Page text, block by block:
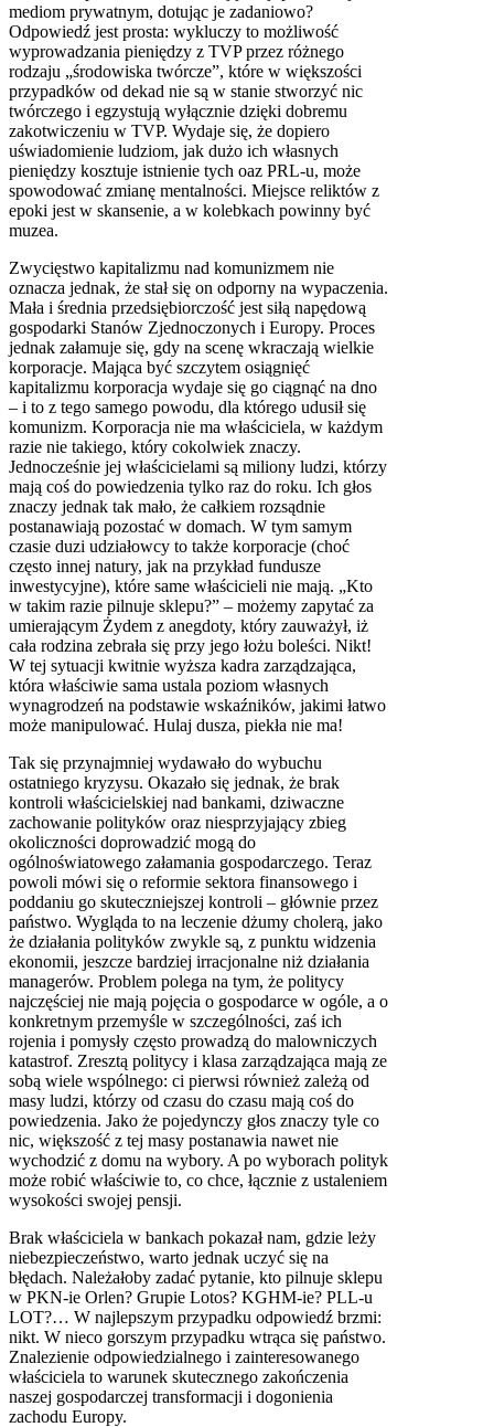
mediom prywatnym, dotując je zadaniowo?
Odpowiedź jest prosta: wykluczy to możliwość
wyprowadzania pieniędzy z TVPprzez różnego
rodzaju „środowiska twórcze”, które w większości
przypadków od dekad nie są w stanie stworzyć nic
twórczego i egzystują wyłącznie dzięki dobremu
zakotwiczeniu w TVP. Wydaje się, że dopiero
uświadomienie ludziom, jak dużo ich własnych
pieniędzy kosztuje istnienie tych oaz PRL-u, może
spowodować zmianę mentalności. Miejsce reliktów z
epoki jest w skansenie, a w kolebkach powinny być
muzea.
Zwycięstwo kapitalizmu nad komunizmem nie
oznacza jednak, że stał się on odporny na wypaczenia.
Mała i średnia przedsiębiorczość jest siłą napędową
gospodarki Stanów Zjednoczonych i Europy. Proces
jednak załamuje się, gdy na scenę wkraczają wielkie
korporacje. Mająca być szczytem osiągnięć
kapitalizmu korporacja wydaje się go ciągnąć na dno
– i to z tego samego powodu, dla którego udusił się
komunizm. Korporacja nie ma właściciela, w każdym
razie nie takiego, który cokolwiek znaczy.
Jednocześnie jej właścicielami są miliony ludzi, którzy
mają coś do powiedzenia tylko raz do roku. Ich głos
znaczy jednak tak mało, że całkiem rozsądnie
postanawiają pozostać w domach. W tym samym
czasie duzi udziałowcy to także korporacje (choć
często innej natury, jak na przykład fundusze
inwestycyjne), które same właścicieli nie mają. „Kto
w takim razie pilnuje sklepu?” – możemy zapytać za
umierającym Żydem z anegdoty, który zauważył, iż
cała rodzina zebrała się przy jego łożu boleści. Nikt!
W tej sytuacji kwitnie wyższa kadra zarządzająca,
która właściwie sama ustala poziom własnych
wynagrodzeń na podstawie wskaźników, jakimi łatwo
może manipulować. Hulaj dusza, piekła nie ma!
Tak się przynajmniej wydawało do wybuchu
ostatniego kryzysu. Okazało się jednak, że brak
kontroli właścicielskiej nad bankami, dziwaczne
zachowanie polityków oraz niesprzyjający zbieg
okoliczności doprowadzić mogą do
ogólnoświatowego załamania gospodarczego. Teraz
powoli mówi się o reformie sektora finansowego i
poddaniu go skuteczniejszej kontroli – głównie przez
państwo. Wygląda to na leczenie dżumy cholerą, jako
że działania polityków zwykle są, z punktu widzenia
ekonomii, jeszcze bardziej irracjonalne niż działania
managerów. Problem polega na tym, że politycy
najczęściej nie mają pojęcia o gospodarce w ogóle, a o
konkretnym przemyśle w szczególności, zaś ich
rojenia i pomysły często prowadzą do malowniczych
katastrof. Zresztą politycy i klasa zarządzająca mają ze
sobą wiele wspólnego: ci pierwsi również zależą od
masy ludzi, którzy od czasu do czasu mają coś do
powiedzenia. Jako że pojedynczy głos znaczy tyle co
nic, większość z tej masy postanawia nawet nie
wychodzić z domu na wybory. A po wyborach polityk
może robić właściwie to, co chce, łącznie z ustaleniem
wysokości swojej pensji.
Brak właściciela w bankach pokazał nam, gdzie leży
niebezpieczeństwo, warto jednak uczyć się na
błędach. Należałoby zadać pytanie, kto pilnuje sklepu
w PKN-ie Orlen? Grupie Lotos? KGHM-ie? PLL-u
LOT?… W najlepszym przypadku odpowiedź brzmi:
nikt. W nieco gorszym przypadku wtrąca się państwo.
Znalezienie odpowiedzialnego i zainteresowanego
właściciela to warunek skutecznego zakończenia
naszej gospodarczej transformacji i dogonienia
zachodu Europy.